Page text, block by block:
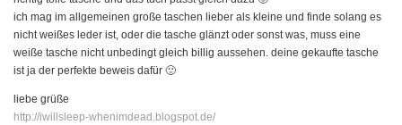
ich mag im allgemeinen große taschen lieber als kleine und finde solang es
nicht weißes leder ist, oder die tasche glänzt oder sonst was, muss eine
weiße tasche nicht unbedingt gleich billig aussehen. deine gekaufte tasche
ist ja der perfekte beweis dafür 🙂
liebe grüße
http://iwillsleep-whenimdead.blogspot.de/